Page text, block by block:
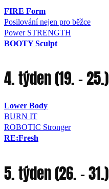
FIRE Form
Posilování nejen pro běžce
Power STRENGTH
BOOTY Sculpt
4. týden (19. – 25.)
Lower Body
BURN IT
ROBOTIC Stronger
RE:Fresh
5. týden (26. – 31.)